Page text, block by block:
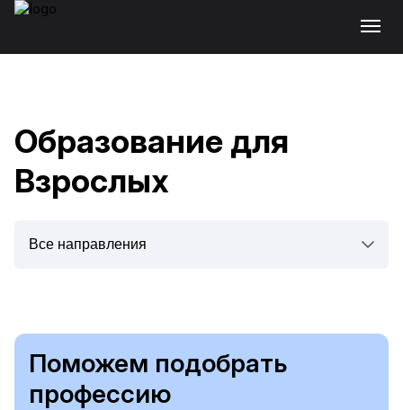
Образование для
Взрослых
Поможем подобрать
профессию